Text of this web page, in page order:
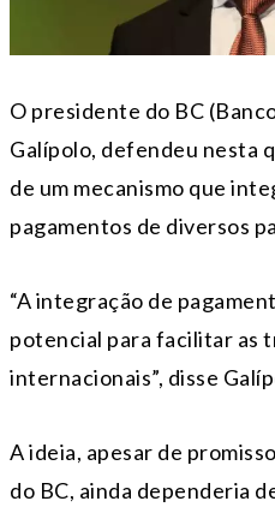
O presidente do BC
Galípolo, defendeu nesta
de um mecanismo que
pagamentos de diversos
“A integração de
potencial para facilitar as
internacionais”, disse
A ideia, apesar de
do BC, ainda dependeria